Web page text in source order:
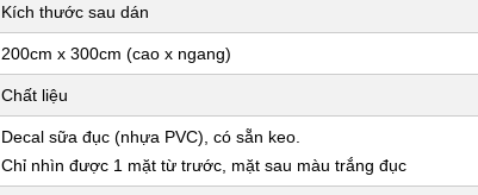
Kích thước sau dán
200cm x 300cm (cao x ngang)
Chất liệu
Decal sữa đục (nhựa PVC), có sẵn keo.
Chỉ nhìn được 1 mặt từ trước, mặt sau màu trắng đục